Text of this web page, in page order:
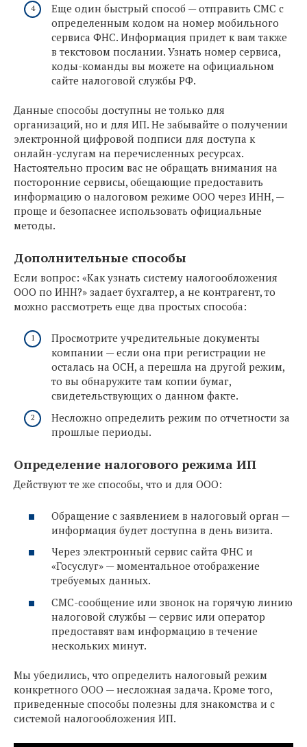
Еще один быстрый способ — отправить СМС с
определенным кодом на номер мобильного
сервиса ФНС. Информация придет к вам также
в текстовом послании. Узнать номер сервиса,
коды-команды вы можете на официальном
сайте налоговой службы РФ.
Данные способы доступны не только для
организаций, но и для ИП. Не забывайте о получении
электронной цифровой подписи для доступа к
онлайн-услугам на перечисленных ресурсах.
Настоятельно просим вас не обращать внимания на
посторонние сервисы, обещающие предоставить
информацию о налоговом режиме ООО через ИНН, —
проще и безопаснее использовать официальные
методы.
Дополнительные способы
Если вопрос: «Как узнать систему налогообложения
ООО по ИНН?» задает бухгалтер, а не контрагент, то
можно рассмотреть еще два простых способа:
Просмотрите учредительные документы
компании — если она при регистрации не
осталась на ОСН, а перешла на другой режим,
то вы обнаружите там копии бумаг,
свидетельствующих о данном факте.
Несложно определить режим по отчетности за
прошлые периоды.
Определение налогового режима ИП
Действуют те же способы, что и для ООО:
Обращение с заявлением в налоговый орган —
информация будет доступна в день визита.
Через электронный сервис сайта ФНС и
«Госуслуг» — моментальное отображение
требуемых данных.
СМС-сообщение или звонок на горячую линию
налоговой службы — сервис или оператор
предоставят вам информацию в течение
нескольких минут.
Мы убедились, что определить налоговый режим
конкретного ООО — несложная задача. Кроме того,
приведенные способы полезны для знакомства и с
системой налогообложения ИП.